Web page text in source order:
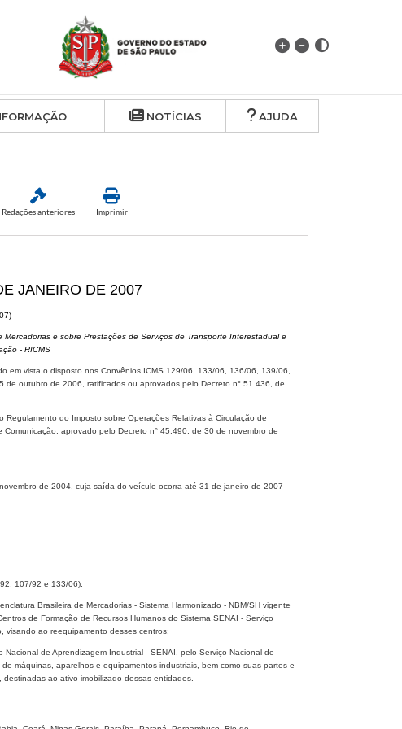
NOTÍCIAS AJUDA
Redações anteriores Imprimir
JANEIRO DE 2007
e sobre Prestações de Serviços de Transporte Interestadual e
- RICMS
em vista o disposto nos Convênios ICMS 129/06, 133/06, 136/06, 139/06,
outubro de 2006, ratificados ou aprovados pelo Decreto n° 51.436, de
do Imposto sobre Operações Relativas à Circulação de
aprovado pelo Decreto n° 45.490, de 30 de novembro de
de 2004, cuja saída do veículo ocorra até 31 de janeiro de 2007
107/92 e 133/06):
Brasileira de Mercadorias - Sistema Harmonizado - NBM/SH vigente
de Formação de Recursos Humanos do Sistema SENAI - Serviço
visando ao reequipamento desses centros;
de Aprendizagem Industrial - SENAI, pelo Serviço Nacional de
máquinas, aparelhos e equipamentos industriais, bem como suas partes e
ao ativo imobilizado dessas entidades.